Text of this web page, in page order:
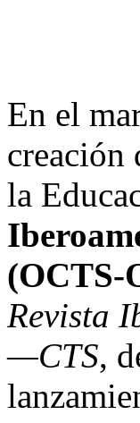
En el
creación
la
(OCTS-
Revista
—CTS,